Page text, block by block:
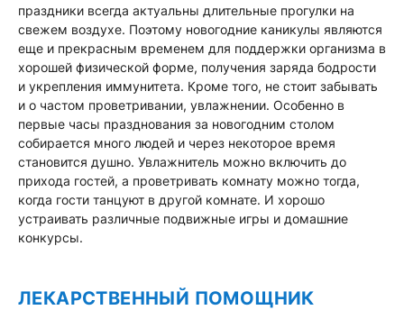
праздники всегда актуальны длительные прогулки на
свежем воздухе. Поэтому новогодние каникулы являются
еще и прекрасным временем для поддержки организма в
хорошей физической форме, получения заряда бодрости
и укрепления иммунитета. Кроме того, не стоит забывать
и о частом проветривании, увлажнении. Особенно в
первые часы празднования за новогодним столом
собирается много людей и через некоторое время
становится душно. Увлажнитель можно включить до
прихода гостей, а проветривать комнату можно тогда,
когда гости танцуют в другой комнате. И хорошо
устраивать различные подвижные игры и домашние
конкурсы.
ЛЕКАРСТВЕННЫЙ ПОМОЩНИК